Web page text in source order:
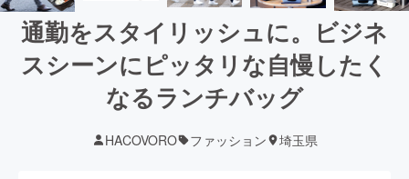
通勤をスタイリッシュに。ビジネ
スシーンにピッタリな自慢したく
なるランチバッグ
HACOVORO ファッション 埼玉県